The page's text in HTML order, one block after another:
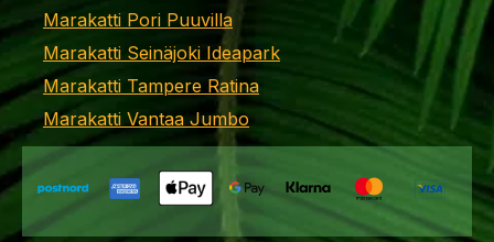
Marakatti Pori Puuvilla
Marakatti Seinäjoki Ideapark
Marakatti Tampere Ratina
Marakatti Vantaa Jumbo